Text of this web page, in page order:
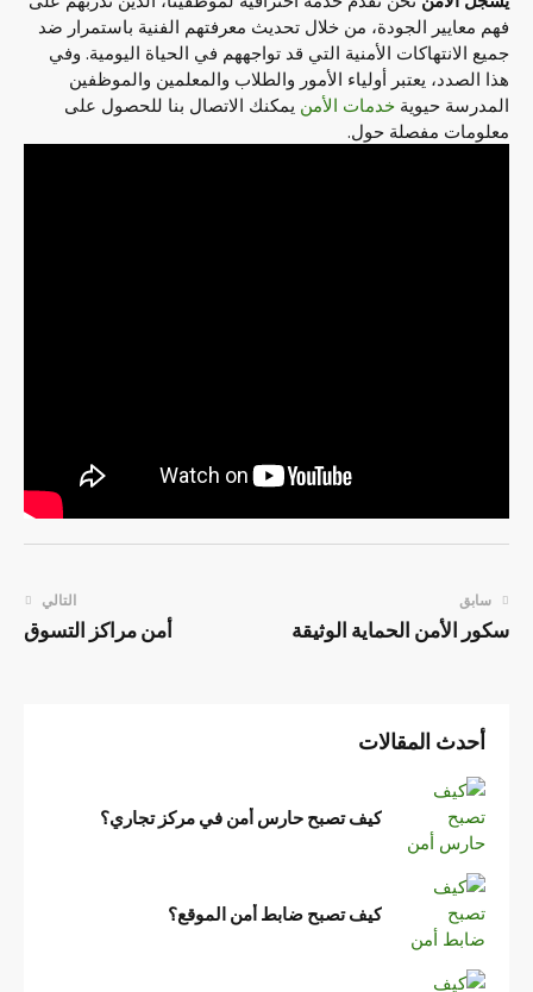
فهم معايير الجودة، من خلال تحديث معرفتهم الفنية باستمرار ضد
جميع الانتهاكات الأمنية التي قد تواجههم في الحياة اليومية. وفي
هذا الصدد، يعتبر أولياء الأمور والطلاب والمعلمين والموظفين
المدرسة حيوية خدمات الأمن يمكنك الاتصال بنا للحصول على
معلومات مفصلة حول.
سابق
سكور الأمن الحماية الوثيقة
التالي
أمن مراكز التسوق
أحدث المقالات
كيف تصبح حارس أمن في مركز تجاري؟
كيف تصبح ضابط أمن الموقع؟